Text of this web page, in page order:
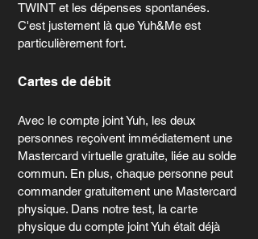
TWINT et les dépenses spontanées.
C'est justement là que Yuh&Me est
particulièrement fort.
Cartes de débit
Avec le compte joint Yuh, les deux
personnes reçoivent immédiatement une
Mastercard virtuelle gratuite, liée au solde
commun. En plus, chaque personne peut
commander gratuitement une Mastercard
physique. Dans notre test, la carte
physique du compte joint Yuh était déjà